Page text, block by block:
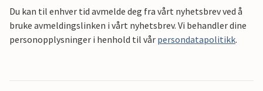
Du kan til enhver tid avmelde deg fra vårt nyhetsbrev ved å
bruke avmeldingslinken i vårt nyhetsbrev. Vi behandler dine
personopplysninger i henhold til vår persondatapolitikk.